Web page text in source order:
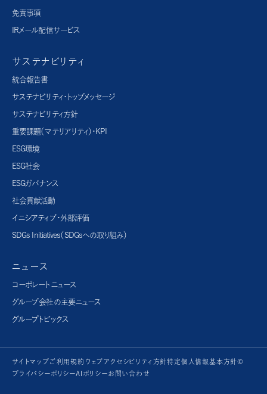
免責事項
IRメール配信サービス
サステナビリティ
統合報告書
サステナビリティ・トップメッセージ
サステナビリティ方針
重要課題（マテリアリティ）・KPI
ESG環境
ESG社会
ESGガバナンス
社会貢献活動
イニシアティブ・外部評価
SDGs Initiatives（SDGsへの取り組み）
ニュース
コーポレートニュース
グループ会社の主要ニュース
グループトピックス
サイトマップご利用規約 ウェブアクセシビリティ方針特定個人情報基本方針©
プライバシーポリシーAIポリシーお問い合わせ